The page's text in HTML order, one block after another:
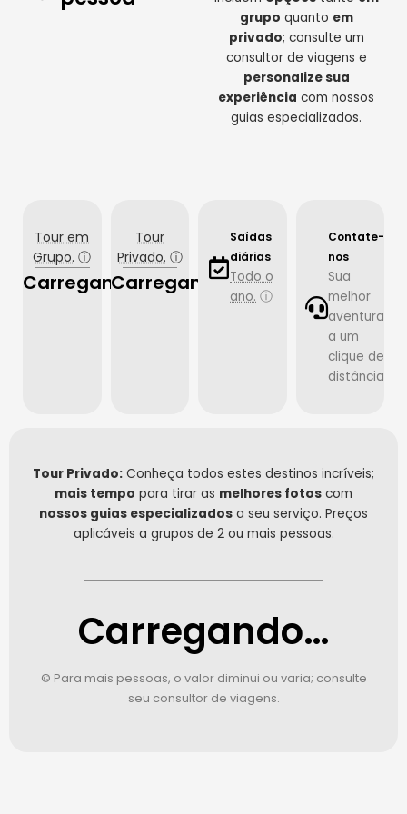
grupo quanto em
privado; consulte um
consultor de viagens e
personalize sua
experiência com nossos
guias especializados.
Tour em
Grupo. ⓘ
Carregando…
Tour
Privado. ⓘ
Carregando…
Saídas
diárias
Todo o
ano. ⓘ
Contate-
nos
Sua
melhor
aventura
a um
clique de
distância
Tour Privado: Conheça todos estes destinos incríveis;
mais tempo para tirar as melhores fotos com
nossos guias especializados a seu serviço. Preços
aplicáveis a grupos de 2 ou mais pessoas.
Carregando…
© Para mais pessoas, o valor diminui ou varia; consulte
seu consultor de viagens.